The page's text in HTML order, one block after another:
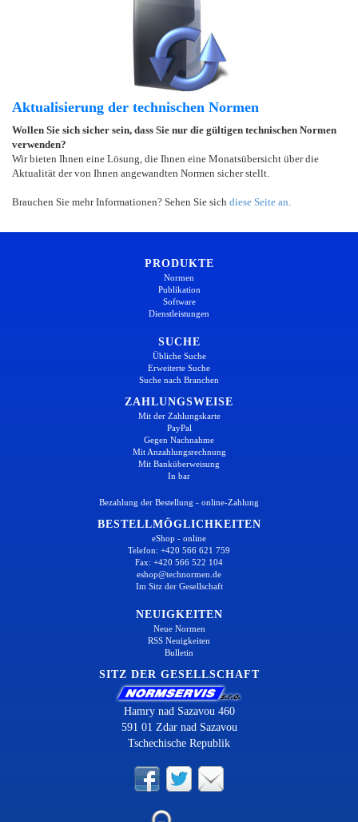
Aktualisierung der technischen Normen
Wollen Sie sich sicher sein, dass Sie nur die gültigen technischen Normen
verwenden?
Wir bieten Ihnen eine Lösung, die Ihnen eine Monatsübersicht über die
Aktualität der von Ihnen angewandten Normen sicher stellt.
Brauchen Sie mehr Informationen? Sehen Sie sich diese Seite an
PRODUKTE
Normen
Publikation
Software
Dienstleistungen
SUCHE
Übliche Suche
Erweiterte Suche
Suche nach Branchen
ZAHLUNGSWEISE
Mit der Zahlungskarte
PayPal
Gegen Nachnahme
Mit Anzahlungsrechnung
Mit Banküberweisung
In bar
Bezahlung der Bestellung - online-Zahlung
BESTELLMÖGLICHKEITEN
eShop - online
Telefon: +420 566 621 759
Fax: +420 566 522 104
eshop@technormen.de
Im Sitz der Gesellschaft
NEUIGKEITEN
Neue Normen
RSS Neuigkeiten
Bulletin
SITZ DER GESELLSCHAFT
Hamry nad Sazavou 460
591 01 Zdar nad Sazavou
Tschechische Republik